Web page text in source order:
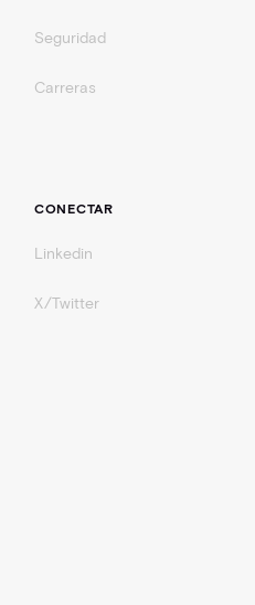
Seguridad
Carreras
CONECTAR
Linkedin
X/Twitter